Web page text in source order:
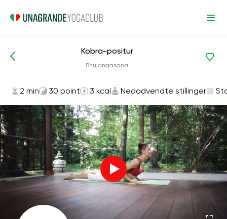
Nedadvendte stillinger
Kobra-positur
Bhujangasana
2 min 30 point 3 kcal Nedadvendte stillinger